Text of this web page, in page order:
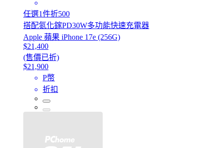
任選1件折500
搭配氮化鎵PD30W多功能快速充電器
Apple 蘋果 iPhone 17e (256G)
$21,400
(售價已折)
$21,900
P幣
折扣